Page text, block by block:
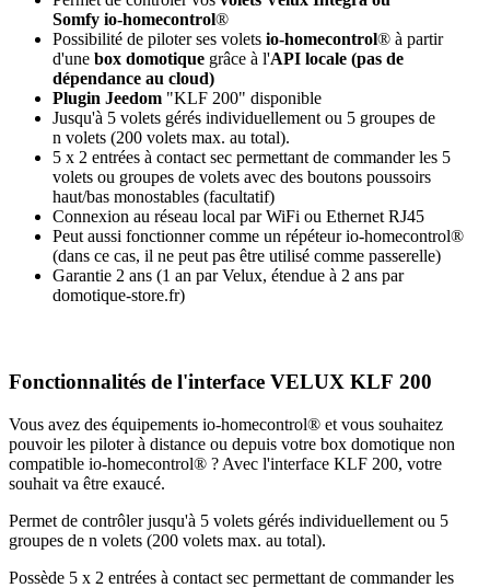
Somfy io‑homecontrol®
Possibilité de piloter ses volets io-homecontrol® à partir
d'une box domotique grâce à l'API locale (pas de
dépendance au cloud)
Plugin Jeedom "KLF 200" disponible
Jusqu'à 5 volets gérés individuellement ou 5 groupes de
n volets (200 volets max. au total).
5 x 2 entrées à contact sec permettant de commander les 5
volets ou groupes de volets avec des boutons poussoirs
haut/bas monostables (facultatif)
Connexion au réseau local par WiFi ou Ethernet RJ45
Peut aussi fonctionner comme un répéteurio-homecontrol®
(dans ce cas, il ne peut pas être utilisé comme passerelle)
Garantie 2 ans (1 an par Velux, étendue à 2 ans par
domotique-store.fr)
Fonctionnalités de l'interface VELUX KLF 200
Vous avez des équipements io‑homecontrol® et vous souhaitez
pouvoir les piloter à distance ou depuis votre box domotique non
compatible io‑homecontrol® ? Avec l'interface KLF 200, votre
souhait va être exaucé.
Permet de contrôler jusqu'à 5 volets gérés individuellement ou 5
groupes de n volets (200 volets max. au total).
Possède 5 x 2 entrées à contact sec permettant de commander les